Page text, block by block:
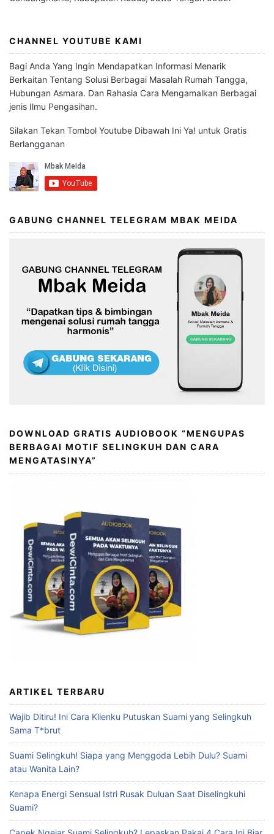
CHANNEL YOUTUBE KAMI
Bagi Anda Yang Ingin Mendapatkan Informasi Menarik
Berkaitan Tentang Solusi Berbagai Masalah Rumah Tangga,
Hubungan Asmara. Dan Rahasia Cara Mengamalkan Berbagai
jenis Ilmu Pengasihan.
Silakan Tekan Tombol Youtube Dibawah Ini Ya! untuk Gratis
Berlangganan
GABUNG CHANNEL TELEGRAM MBAK MEIDA
DOWNLOAD GRATIS AUDIOBOOK “MENGUPAS
BERBAGAI MOTIF SELINGKUH DAN CARA
MENGATASINYA”
ARTIKEL TERBARU
Wajib Ditiru! Ini Cara Klienku Putuskan Suami yang Selingkuh
Sama T*brut
Suami Selingkuh! Siapa yang Menggoda Lebih Dulu? Suami
atau Wanita Lain?
Kenapa Energi Sensual Istri Rusak Duluan Saat Diselingkuhi
Suami?